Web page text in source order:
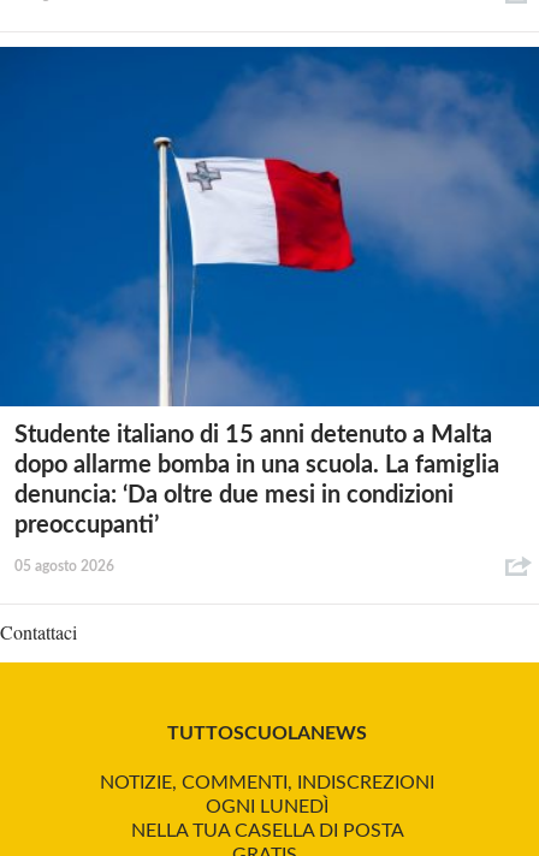
Studente italiano di 15 anni detenuto a Malta
dopo allarme bomba in una scuola. La famiglia
denuncia: ‘Da oltre due mesi in condizioni
preoccupanti’
05 agosto 2026
Contattaci
TUTTOSCUOLANEWS
NOTIZIE, COMMENTI, INDISCREZIONI
OGNI LUNEDÌ
NELLA TUA CASELLA DI POSTA